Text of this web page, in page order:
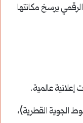
يرسخ مكانتها
عالمية.
الجوية القطرية)،